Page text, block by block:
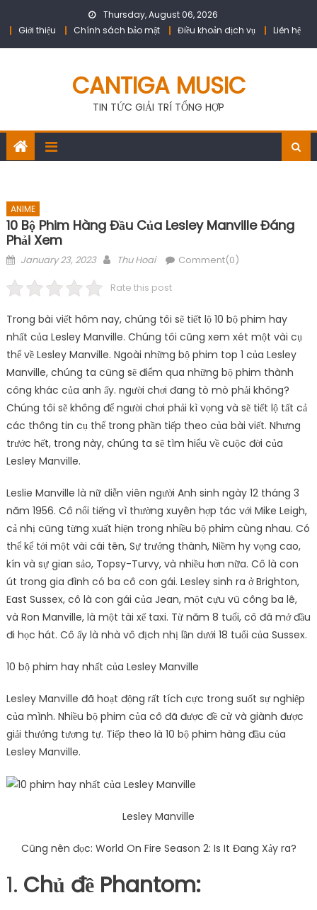
Thursday, August 06, 2026
Giới thiệu
Chính sách bảo mật Điều khoản dịch vụ Liên hệ
CANTIGA MUSIC
TIN TỨC GIẢI TRÍ TỔNG HỢP
ANIME
10 Bộ Phim Hàng Đầu Của Lesley Manville Đáng
Phải Xem
Posted
January 23, 2023 Author
Thu Hoai Comment(0)
Rate this post
Trong bài viết hôm nay, chúng tôi sẽ tiết lộ 10 bộ phim hay
nhất của Lesley Manville. Chúng tôi cũng xem xét một vài cụ
thể về Lesley Manville. Ngoài những bộ phim top 1 của Lesley
Manville, chúng ta cũng sẽ điểm qua những bộ phim thành
công khác của anh ấy. người chơi đang tò mò phải không?
Chúng tôi sẽ không để người chơi phải kì vọng và sẽ tiết lộ tất cả
các thông tin cụ thể trong phần tiếp theo của bài viết. Nhưng
trước hết, trong này, chúng ta sẽ tìm hiểu về cuộc đời của
Lesley Manville.
Leslie Manville là nữ diễn viên người Anh sinh ngày 12 tháng 3
năm 1956. Cô nổi tiếng vì thường xuyên hợp tác với Mike Leigh,
cả nhị cũng từng xuất hiện trong nhiều bộ phim cùng nhau. Có
thể kể tới một vài cái tên, Sự trưởng thành, Niềm hy vọng cao,
kín và sự gian sảo, Topsy-Turvy, và nhiều hơn nữa. Cô là con
út trong gia đình có ba cô con gái. Lesley sinh ra ở Brighton,
East Sussex, cô là con gái của Jean, một cựu vũ công ba lê,
và Ron Manville, là một tài xế taxi. Từ năm 8 tuổi, cô đã mở đầu
đi học hát. Cô ấy là nhà vô địch nhị lần dưới 18 tuổi của Sussex.
10 bộ phim hay nhất của Lesley Manville
Lesley Manville đã hoạt động rất tích cực trong suốt sự nghiệp
của mình. Nhiều bộ phim của cô đã được đề cử và giành được
giải thưởng tương tự. Tiếp theo là 10 bộ phim hàng đầu của
Lesley Manville.
Lesley Manville
Cũng nên đọc: World On Fire Season 2: Is It Đang Xảy ra?
1. Chủ đề Phantom: